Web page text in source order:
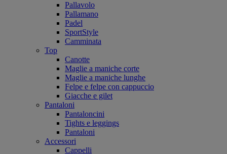
Pallavolo
Pallamano
Padel
SportStyle
Camminata
Top
Canotte
Maglie a maniche corte
Maglie a maniche lunghe
Felpe e felpe con cappuccio
Giacche e gilet
Pantaloni
Pantaloncini
Tights e leggings
Pantaloni
Accessori
Cappelli